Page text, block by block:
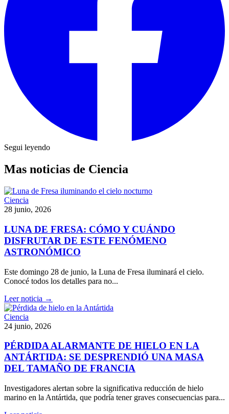
Segui leyendo
Mas noticias de Ciencia
Ciencia
28 junio, 2026
LUNA DE FRESA: CÓMO Y CUÁNDO
DISFRUTAR DE ESTE FENÓMENO
ASTRONÓMICO
Este domingo 28 de junio, la Luna de Fresa iluminará el cielo.
Conocé todos los detalles para no...
Leer noticia →
Ciencia
24 junio, 2026
PÉRDIDA ALARMANTE DE HIELO EN LA
ANTÁRTIDA: SE DESPRENDIÓ UNA MASA
DEL TAMAÑO DE FRANCIA
Investigadores alertan sobre la significativa reducción de hielo
marino en la Antártida, que podría tener graves consecuencias para...